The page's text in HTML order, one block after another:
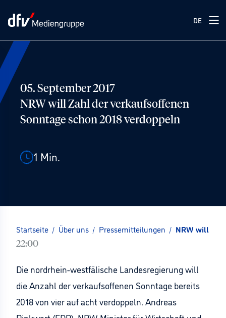
DE
05. September 2017
NRW will Zahl der verkaufsoffenen
Sonntage schon 2018 verdoppeln
1 Min.
Startseite / Über uns / Pressemitteilungen / NRW will
22:00
Die nordrhein-westfälische Landesregierung will
die Anzahl der verkaufsoffenen Sonntage bereits
2018 von vier auf acht verdoppeln. Andreas